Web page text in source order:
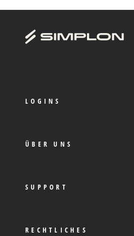
LOGINS
ÜBER UNS
SUPPORT
RECHTLICHES